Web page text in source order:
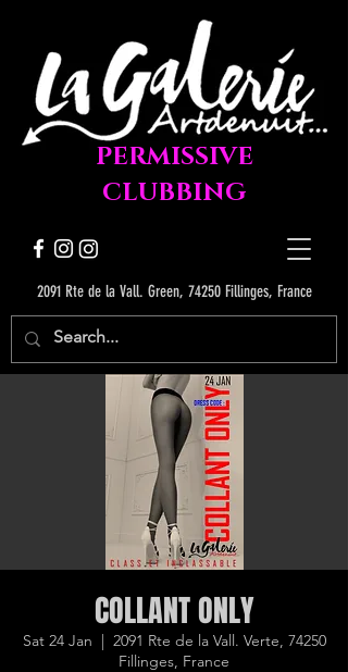
2091 Rte de la Vall. Green, 74250 Fillinges, France
PERMISSIVE
CLUBBING
COLLANT ONLY
Sat 24 Jan
  |
2091 Rte de la Vall. Verte, 74250
Fillinges, France